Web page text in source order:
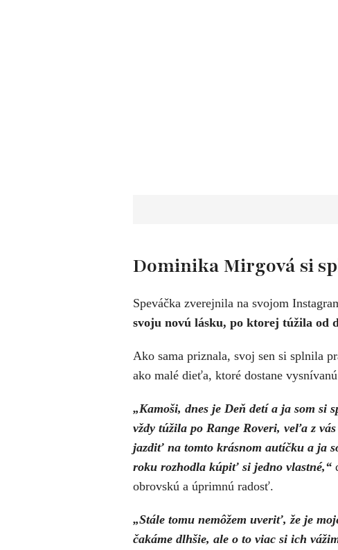
Dominika Mirgová si
Speváčka zverejnila na svojom
svoju novú lásku, po ktorej túžila od
Ako sama priznala, svoj sen si splnila
ako malé dieťa, ktoré dostane
„Kamoši, dnes je Deň detí a ja som si
vždy túžila po Range Roveri, veľa z
jazdiť na tomto krásnom autíčku a ja
roku rozhodla kúpiť si jedno vlastné,“
obrovskú a úprimnú radosť.
„Stále tomu nemôžem uveriť, že je
čakáme dlhšie, ale o to viac si ich